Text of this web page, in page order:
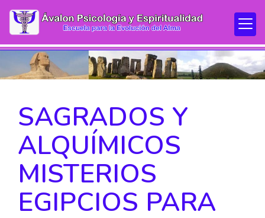
SAGRADOS Y
ALQUÍMICOS
MISTERIOS
EGIPCIOS PARA